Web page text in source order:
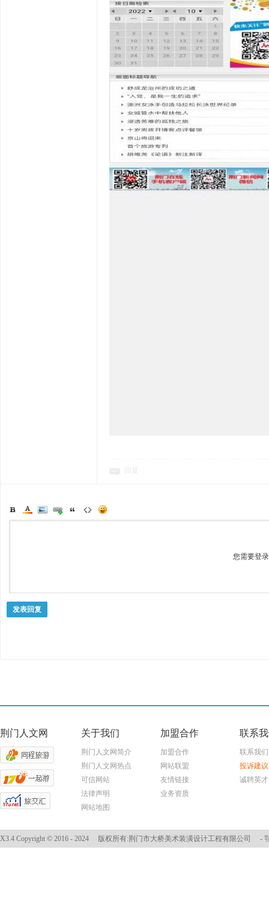
您需要登
发表回复
荆门人文网 关于我们
荆门人文网简介
荆门人文网热点
可信网站
法律声明
网站地图
加盟合作
加盟合作
网站联盟
友情链接
业务资质
联系
联系我们
投诉建议
诚聘英才
X3.4 Copyright © 2016 - 2024 版权所有:荆门市大桥美术装潢设计工程有限公司 -